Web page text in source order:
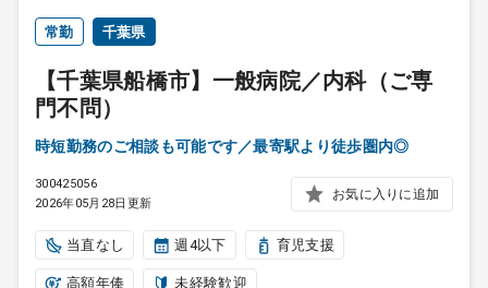
常勤 千葉県
【千葉県船橋市】一般病院／内科（ご専
門不問）
時短勤務のご相談も可能です／最寄駅より徒歩圏内◎
300425056
2026年05月28日更新
お気に入りに追加
当直なし 週4以下 育児支援
高額年俸 未経験歓迎